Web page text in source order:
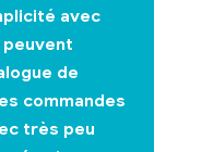
avec
de
commandes
très peu